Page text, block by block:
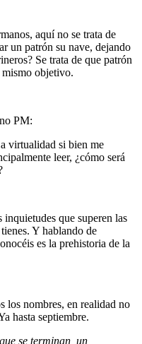
aquí no se trata de
un patrón su nave, dejando
Se trata de que patrón
objetivo.
PM:
virtualidad si bien me
leer, ¿cómo será
inquietudes que superen las
Y hablando de
es la prehistoria de la
los nombres, en realidad no
hasta septiembre.
se terminan, un